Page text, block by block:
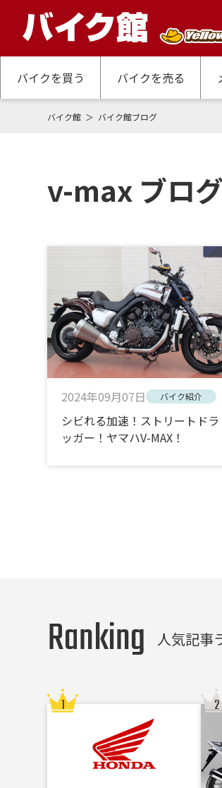
バイクを買う バイクを売る
バイク館 バイク館ブログ
v-max ブロ
2024年09月07日 バイク紹介
シビれる加速！ストリートドラ
ッガー！ヤマハV-MAX！
Ranking 人気記事